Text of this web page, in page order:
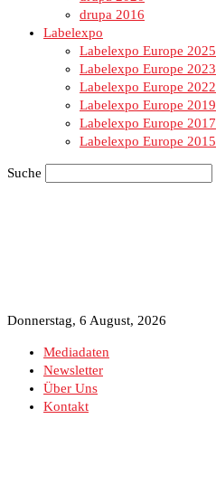
drupa 2016
Labelexpo
Labelexpo Europe 2025
Labelexpo Europe 2023
Labelexpo Europe 2022
Labelexpo Europe 2019
Labelexpo Europe 2017
Labelexpo Europe 2015
Suche
Donnerstag, 6 August, 2026
Mediadaten
Newsletter
Über Uns
Kontakt